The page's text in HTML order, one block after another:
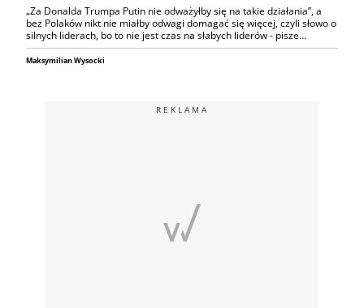
„Za Donalda Trumpa Putin nie odważyłby się na takie działania”, a
bez Polaków nikt nie miałby odwagi domagać się więcej, czyli słowo o
silnych liderach, bo to nie jest czas na słabych liderów - pisze…
Maksymilian Wysocki
REKLAMA